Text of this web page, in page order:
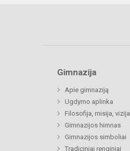
Gimnazija
Apie gimnaziją
Ugdymo aplinka
Filosofija, misija, vizija
Gimnazijos himnas
Gimnazijos simboliai
Tradiciniai renginiai